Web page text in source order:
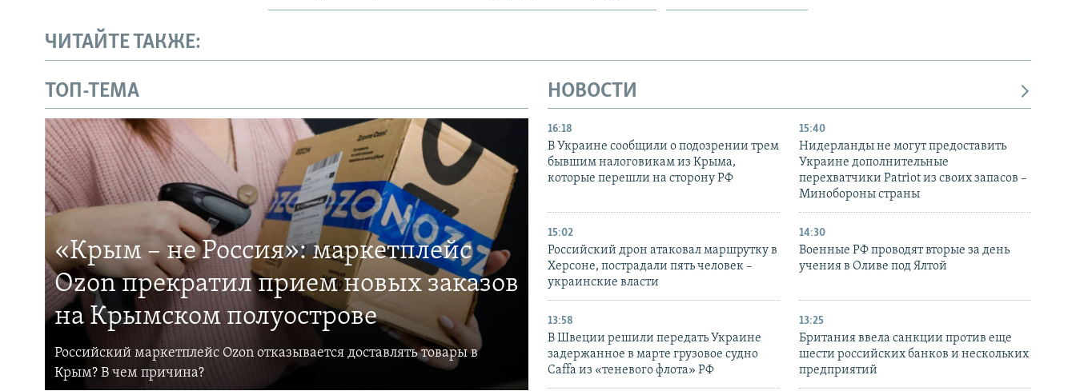
ЧИТАЙТЕ ТАКЖЕ:
ТОП-ТЕМА
«Крым – не Россия»: маркетплейс
Ozon прекратил прием новых заказов
на Крымском полуострове
Российский маркетплейс Ozon отказывается доставлять товары в
Крым? В чем причина?
НОВОСТИ
16:18
В Украине сообщили о подозрении трем
бывшим налоговикам из Крыма,
которые перешли на сторону РФ
15:40
Нидерланды не могут предоставить
Украине дополнительные
перехватчики Patriot из своих запасов –
Минобороны страны
15:02
Российский дрон атаковал маршрутку в
Херсоне, пострадали пять человек –
украинские власти
14:30
Военные РФ проводят вторые за день
учения в Оливе под Ялтой
13:58
В Швеции решили передать Украине
задержанное в марте грузовое судно
Caffa из «теневого флота» РФ
13:25
Британия ввела санкции против еще
шести российских банков и нескольких
предприятий